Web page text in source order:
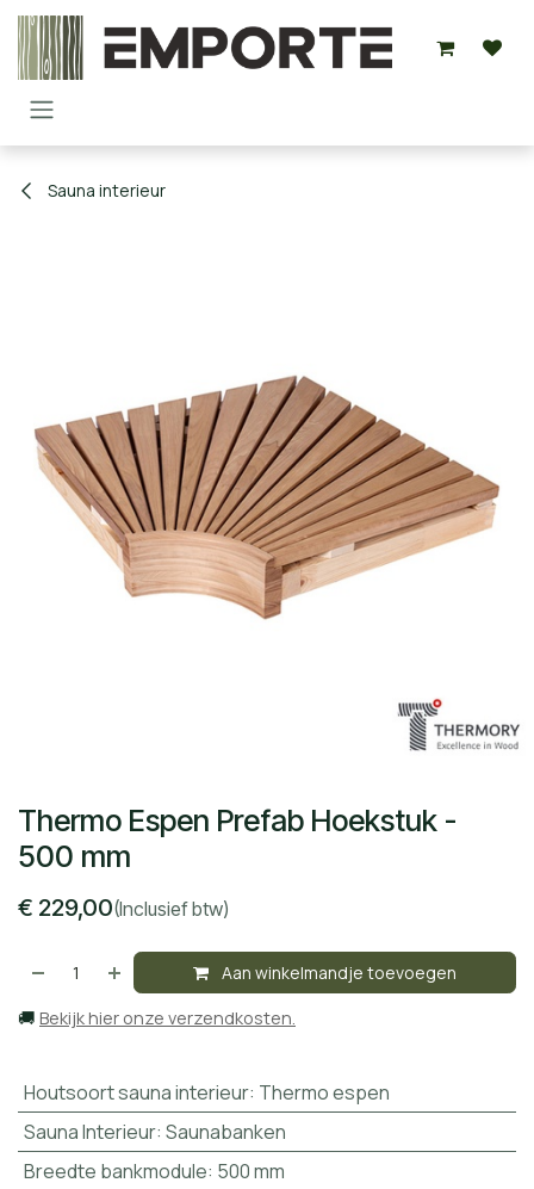
Overslaan naar inhoud
Sauna interieur
Thermo Espen Prefab Hoekstuk -
500 mm
€ 229,00(Inclusief btw)
Aan winkelmandje toevoegen
🚚 Bekijk hier onze verzendkosten.
Houtsoort sauna interieur: Thermo espen
Sauna Interieur: Saunabanken
Breedte bankmodule: 500 mm